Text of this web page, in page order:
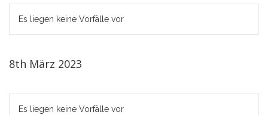
Es liegen keine Vorfälle vor
8th März 2023
Es liegen keine Vorfälle vor